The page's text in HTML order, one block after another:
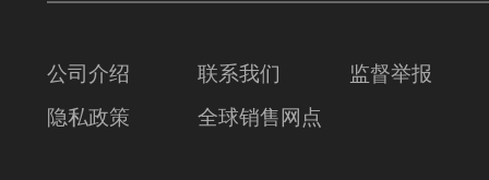
公司介绍 联系我们
监督举报
隐私政策
全球销售网点